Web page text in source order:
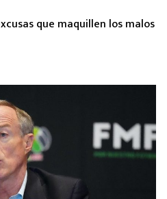
que maquillen los malos